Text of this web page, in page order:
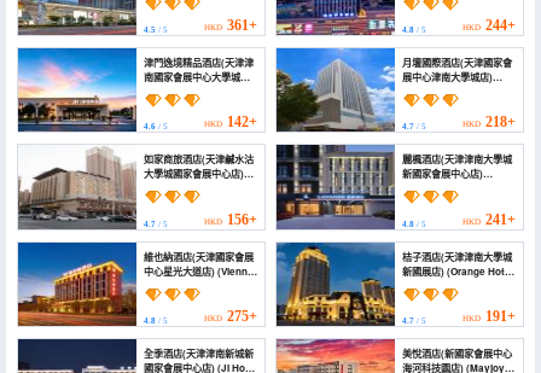
(Tianjin Guozhan
Wuyue Plaza))
4.5 / 5 HKD 361+
Hotel (Tianjin New
National Convention
and Exhibition Center
Jinnan Wuyue Plaza))
4.8/ 5 HKD 244+
津門逸境精品酒店(天津津
南國家會展中心大學城店)
(Jinmen Yijing Boutique
Hotel)
4.6 / 5 HKD 142+
月壇國際酒店(天津國家會
展中心津南大學城店)
(Yuetan Hotel)
4.7/ 5 HKD 218+
如家商旅酒店(天津鹹水沽
大學城國家會展中心店)
(Homeinn Selected
Hotel (Tianjin
Xianshuigu University
Town National
Exhibition Center))
4.7 / 5 HKD 156+
麗楓酒店(天津津南大學城
新國家會展中心店)
(Lavande Hotel (Tianjin
Jinnan University Town
New National
Convention and
Exhibition Center))
4.8/ 5 HKD 241+
維也納酒店(天津國家會展
中心星光大道店) (Vienna
Hotel (Tianjin National
Convention and
Exhibition Center
Avenue of Stars))
4.8 / 5 HKD 275+
桔子酒店(天津津南大學城
新國展店) (Orange Hotel
(Tianjin Jinnan
University Town New
International Exhibition
Store))
4.7/ 5 HKD 191+
全季酒店(天津津南新城新
國家會展中心店) (JI Hotel
美悅酒店(新國家會展中心
海河科技園店) (Mayjoys